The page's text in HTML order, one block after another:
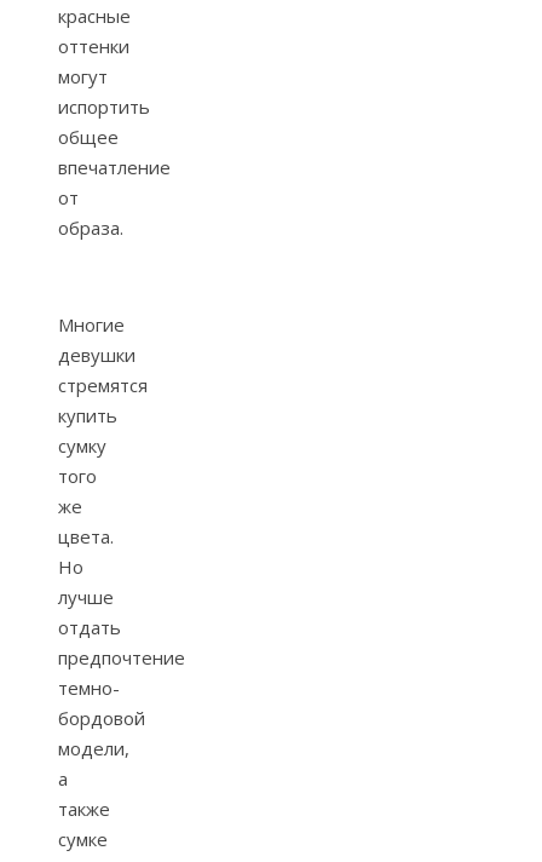
красные
оттенки
могут
испортить
общее
впечатление
от
образа.
Многие
девушки
стремятся
купить
сумку
того
же
цвета.
Но
лучше
отдать
предпочтение
темно-
бордовой
модели,
а
также
сумке